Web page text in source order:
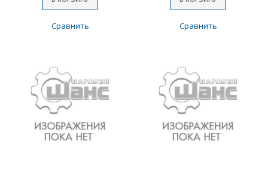
Сравнить Сравнить